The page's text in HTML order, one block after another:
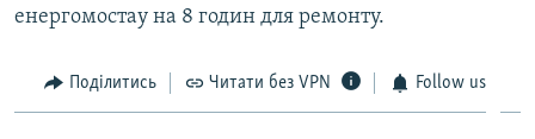
енергомостау на 8 годин для ремонту.
Поділитись Читати без VPN Follow us